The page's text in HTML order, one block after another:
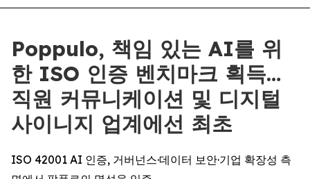
Poppulo, 책임 있는 AI를 위
한 ISO 인증 벤치마크 획득…
직원 커뮤니케이션 및 디지털
사이니지 업계에선 최초
ISO 42001 AI 인증, 거버넌스·데이터 보안·기업 확장성 측